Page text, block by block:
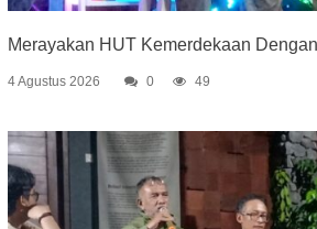
Merayakan HUT Kemerdekaan
4 Agustus 2026 0 49